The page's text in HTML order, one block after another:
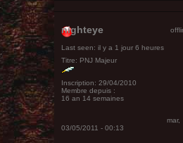
nighteye
Last seen: il y a 1 jour 6 heures
Titre: PNJ Majeur
Inscription: 29/04/2010
Membre depuis :
16 an 14 semaines
mar,
03/05/2011 - 00:13